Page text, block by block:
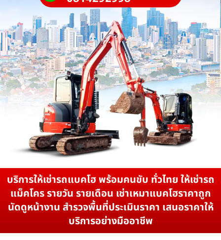
บริการให้เช่ารถแบคโฮ พร้อมคนขับ ทั่วไทย ให้เช่ารถ
แม็คโคร รายวัน รายเดือน เช่าเหมาแบคโฮราคาถูก
นัดดูหน้างาน สำรวจพื้นที่ประเมินราคา เสนอราคาให้
บริการอย่างมืออาชีพ